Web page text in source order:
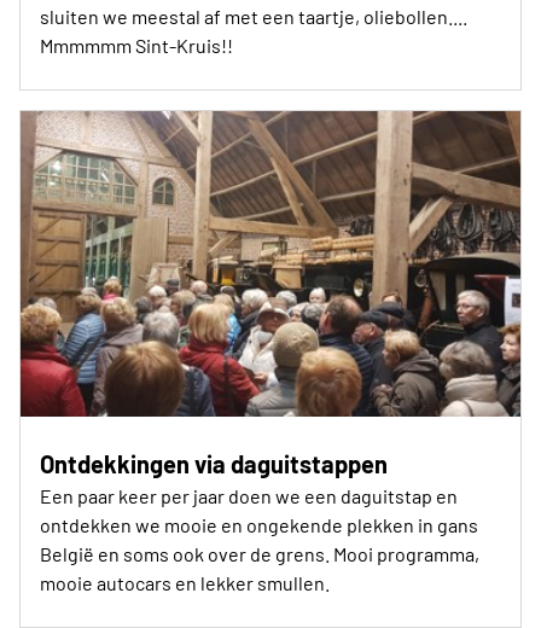
sluiten we meestal af met een taartje, oliebollen....
Mmmmmm Sint-Kruis!!
Ontdekkingen via daguitstappen
Een paar keer per jaar doen we een daguitstap en
ontdekken we mooie en ongekende plekken in gans
België en soms ook over de grens. Mooi programma,
mooie autocars en lekker smullen.